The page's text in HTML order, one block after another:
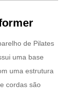
de Pilates
uma base
uma estrutura
cordas são